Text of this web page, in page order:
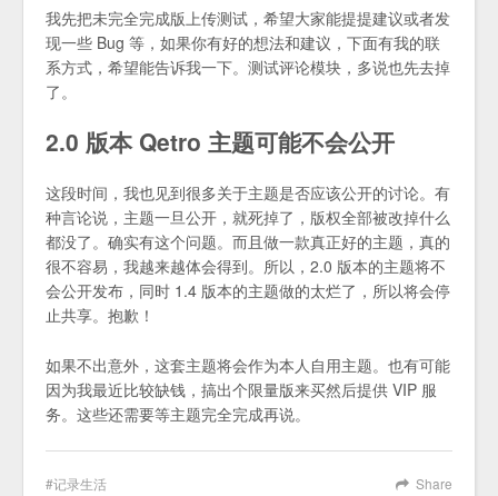
我先把未完全完成版上传测试，希望大家能提提建议或者发
现一些 Bug 等，如果你有好的想法和建议，下面有我的联
系方式，希望能告诉我一下。测试评论模块，多说也先去掉
了。
2.0 版本 Qetro 主题可能不会公开
这段时间，我也见到很多关于主题是否应该公开的讨论。有
种言论说，主题一旦公开，就死掉了，版权全部被改掉什么
都没了。确实有这个问题。而且做一款真正好的主题，真的
很不容易，我越来越体会得到。所以，2.0 版本的主题将不
会公开发布，同时 1.4 版本的主题做的太烂了，所以将会停
止共享。抱歉！
如果不出意外，这套主题将会作为本人自用主题。也有可能
因为我最近比较缺钱，搞出个限量版来买然后提供 VIP 服
务。这些还需要等主题完全完成再说。
Share
记录生活